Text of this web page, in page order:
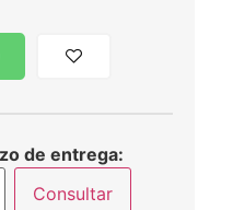
de entrega:
Consultar